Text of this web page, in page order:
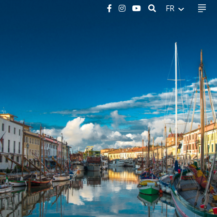
RECHERCHER
FR